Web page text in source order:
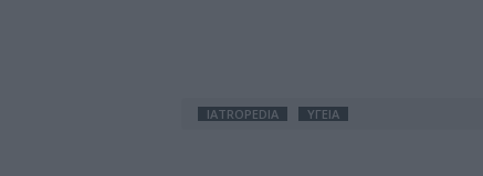
IATROPEDIA ΥΓΕΙΑ